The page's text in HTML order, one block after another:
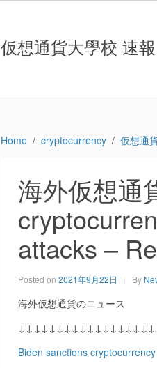
仮想通貨大學校 速報
Home cryptocurrency 仮想通
海外仮想通
attacks –
Posted on 2021年9月22日 By
海外仮想通貨のニュース
Biden sanctions